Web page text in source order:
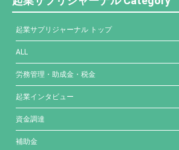
起業サプリジャーナル トップ
ALL
労務管理・助成金・税金
起業インタビュー
資金調達
補助金